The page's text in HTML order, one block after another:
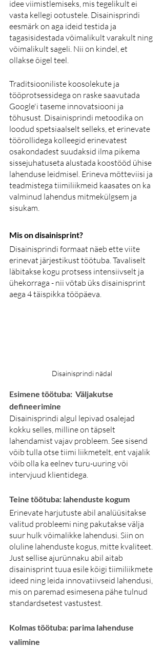
idee viimistlemiseks, mis tegelikult ei
vasta kellegi ootustele. Disainisprindi
eesmärk on aga ideid testida ja
tagasisidestada võimalikult varakult ning
võimalikult sageli. Nii on kindel, et
ollakse õigel teel.
Traditsiooniliste koosolekute ja
tööprotsessidega on raske saavutada
Google'i taseme innovatsiooni ja
tõhusust. Disainisprindi metoodika on
loodud spetsiaalselt selleks, et erinevate
töörollidega kolleegid erinevatest
osakondadest suudaksid ilma pikema
sissejuhatuseta alustada koostööd ühise
lahenduse leidmisel. Erineva mõtteviisi ja
teadmistega tiimiliikmeid kaasates on ka
valminud lahendus mitmekülgsem ja
sisukam.
Mis on disainisprint?
Disainisprindi formaat näeb ette viite
erinevat järjestikust töötuba. Tavaliselt
läbitakse kogu protsess intensiivselt ja
ühekorraga - nii võtab üks disainisprint
aega 4 täispikka tööpäeva.
Disainisprindi nädal
Esimene töötuba:  Väljakutse
defineerimine
Disainisprindi algul lepivad osalejad
kokku selles, milline on täpselt
lahendamist vajav probleem. See sisend
võib tulla otse tiimi liikmetelt, ent vajalik
võib olla ka eelnev turu-uuring või
intervjuud klientidega.
Teine töötuba: lahenduste kogum
Erinevate harjutuste abil analüüsitakse
valitud probleemi ning pakutakse välja
suur hulk võimalikke lahendusi. Siin on
oluline lahenduste kogus, mitte kvaliteet.
Just sellise ajurünnaku abil aitab
disainisprint tuua esile kõigi tiimiliikmete
ideed ning leida innovatiivseid lahendusi,
mis on paremad esimesena pähe tulnud
standardsetest vastustest.
Kolmas töötuba: parima lahenduse
valimine